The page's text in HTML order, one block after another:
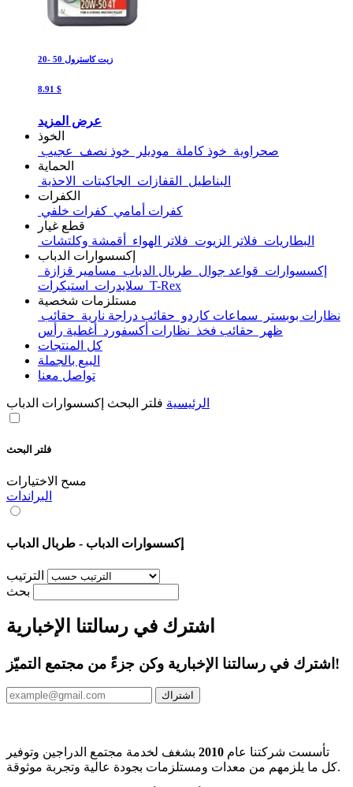
زيت كاسترول 50 -20
8.91 $
عرض المزيد
الخوذ
صحراوية خوذ كاملة موديلر خوذ نصف
عجيب
الحماية
البناطيل
القفازات الجاكيتات
الاحذية
الكفرات
كفرات أمامي كفرات خلفي
قطع غيار
البطاريات فلاتر الزيوت فلاتر الهواء
أقمشة وكلتشات
إكسسوارات الدباب
إكسسوارات قواعد جوال طربال الدباب مسامير قزازة
سلايدرات T-Rex
مستلزمات شخصية
نظارات بوبستر
سماعات كاردو حقائب دراجة نارية حقائب
ظهر
حقائب فخذ نظارات أكسفورد
أغطية رأس
كل المنتجات
البيع بالجملة
تواصل معنا
الرئيسية فلتر البحث إكسسوارات الدباب
فلتر البحث
مسح الاختيارات
البراندات
إكسسوارات الدباب - طربال الدباب
الترتيب
بحث
اشترك في رسالتنا الإخبارية
اشترك في رسالتنا الإخبارية وكن جزءً من مجتمع التميّز!
اشتراك
تأسست شركتنا عام 2010 بشغف لخدمة مجتمع الدراجين وتوفير
كل ما يلزمهم من معدات ومستلزمات بجودة عالية وتجربة موثوقة.